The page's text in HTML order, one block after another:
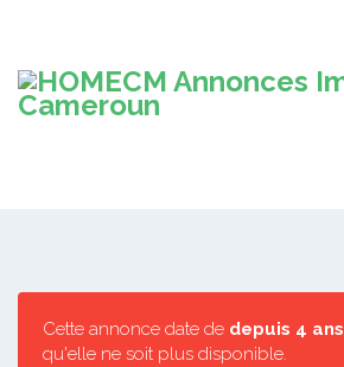
Cette annonce date de depuis 4 ans
qu'elle ne soit plus disponible.